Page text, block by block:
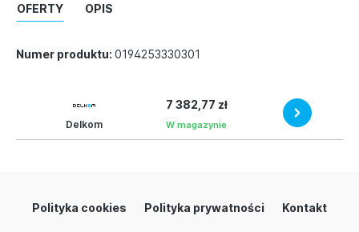
OFERTY OPIS
Numer produktu: 0194253330301
Delkom
7 382,77 zł
W magazynie
Polityka cookies Polityka prywatności Kontakt